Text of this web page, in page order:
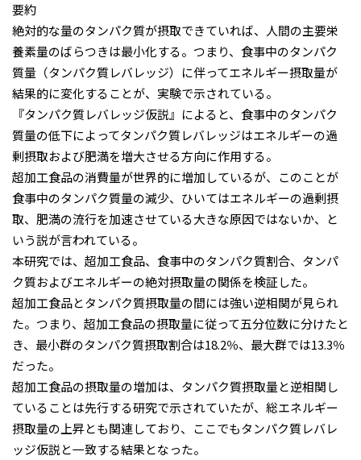
要約
絶対的な量のタンパク質が摂取できていれば、人間の主要栄
養素量のばらつきは最小化する。つまり、食事中のタンパク
質量（タンパク質レバレッジ）に伴ってエネルギー摂取量が
結果的に変化することが、実験で示されている。
『タンパク質レバレッジ仮説』によると、食事中のタンパク
質量の低下によってタンパク質レバレッジはエネルギーの過
剰摂取および肥満を増大させる方向に作用する。
超加工食品の消費量が世界的に増加しているが、このことが
食事中のタンパク質量の減少、ひいてはエネルギーの過剰摂
取、肥満の流行を加速させている大きな原因ではないか、と
いう説が言われている。
本研究では、超加工食品、食事中のタンパク質割合、タンパ
ク質およびエネルギーの絶対摂取量の関係を検証した。
超加工食品とタンパク質摂取量の間には強い逆相関が見られ
た。つまり、超加工食品の摂取量に従って五分位数に分けたと
き、最小群のタンパク質摂取割合は18.2％、最大群では13.3％
だった。
超加工食品の摂取量の増加は、タンパク質摂取量と逆相関し
ていることは先行する研究で示されていたが、総エネルギー
摂取量の上昇とも関連しており、ここでもタンパク質レバレ
ッジ仮説と一致する結果となった。